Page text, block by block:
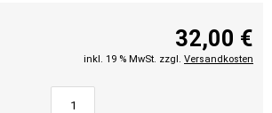
32,00 €
inkl. 19 % MwSt. zzgl. Versandkosten